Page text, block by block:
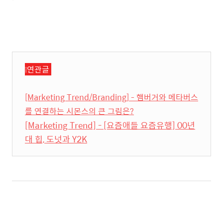
❕연관글
[Marketing Trend/Branding] - 햄버거와 메타버스
를 연결하는 시몬스의 큰 그림은?
[Marketing Trend] - [요즘애들 요즘유행] 00년
대 힙, 도넛과 Y2K